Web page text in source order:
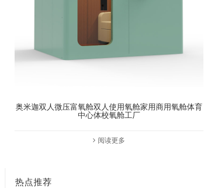
奥米迦双人微压富氧舱双人使用氧舱家用商用氧舱体育
中心体校氧舱工厂
阅读更多
热点推荐